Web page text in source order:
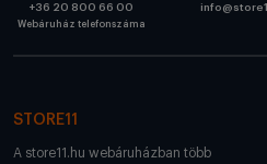
+36 20 800 66 00
Webáruház telefonszáma
STORE11
A store11.hu webáruházban több